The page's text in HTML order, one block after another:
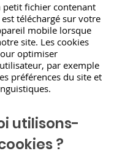
petit fichier contenant
téléchargé sur votre
mobile lorsque
site. Les cookies
optimiser
par exemple
préférences du site et
utilisons-
?